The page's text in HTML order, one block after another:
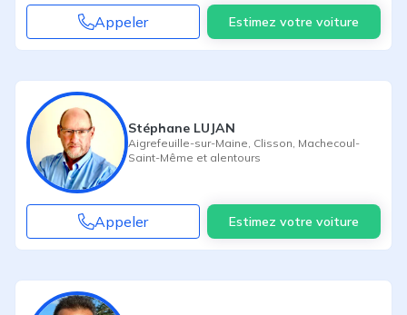
Appeler Estimez votre voiture
Stéphane LUJAN
Aigrefeuille-sur-Maine Clisson Machecoul-
Saint-Même et alentours
Appeler Estimez votre voiture